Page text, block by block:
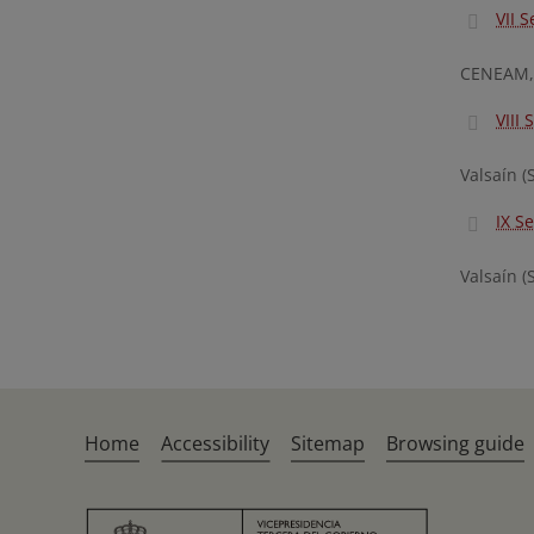
VII
VIII
Valsaín
IX
Valsaín
Home Accessibility Sitemap Browsing guide